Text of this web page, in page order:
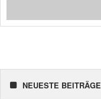
NEUESTE BEITRÄGE